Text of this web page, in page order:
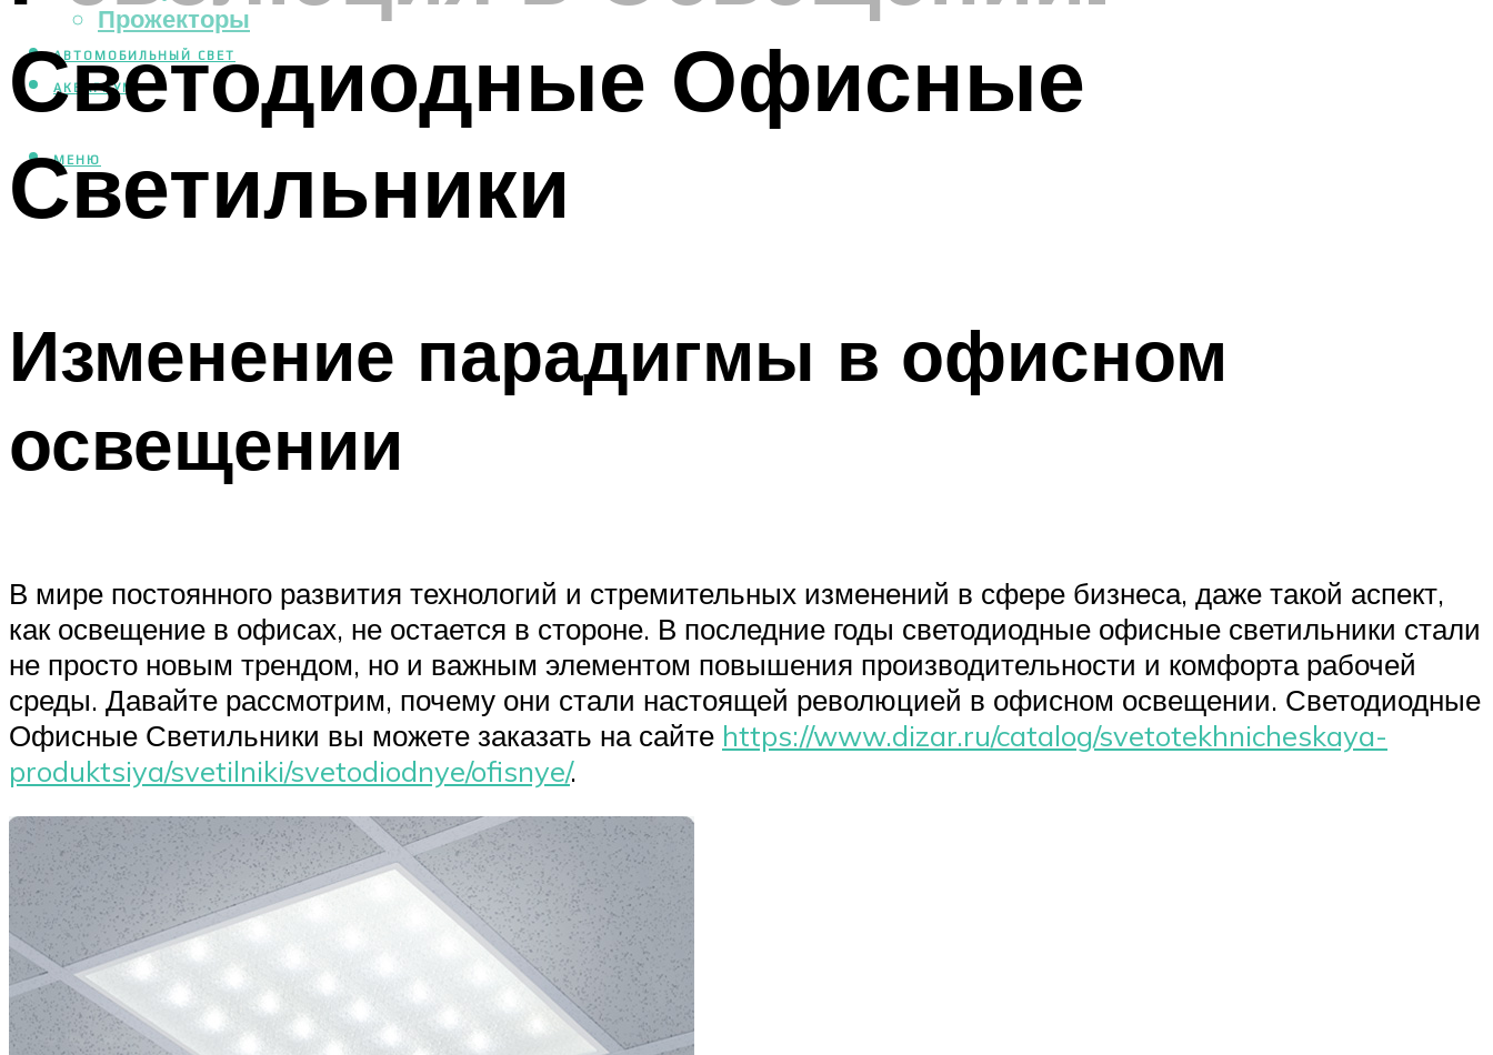
Прожекторы
АВТОМОБИЛЬНЫЙ СВЕТ
АКВАРИУМ
МЕНЮ
Светодиодные Офисные
Светильники
Изменение парадигмы в офисном
освещении
В мире постоянного развития технологий и стремительных изменений в сфере бизнеса, даже такой аспект,
как освещение в офисах, не остается в стороне. В последние годы светодиодные офисные светильники стали
не просто новым трендом, но и важным элементом повышения производительности и комфорта рабочей
среды. Давайте рассмотрим, почему они стали настоящей революцией в офисном освещении. Светодиодные
Офисные Светильники вы можете заказать на сайте https://www.dizar.ru/catalog/svetotekhnicheskaya-
produktsiya/svetilniki/svetodiodnye/ofisnye/.